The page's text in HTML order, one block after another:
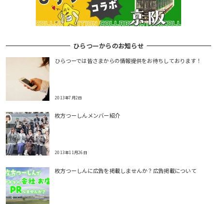
ひらつーからのお知らせ
ひらつーでは皆さまからの情報提供をお待ちしております！
2013年7月2日
枚方つーしんメンバー紹介
2013年11月26日
枚方つーしんに広告を掲載しませんか？広告掲載について